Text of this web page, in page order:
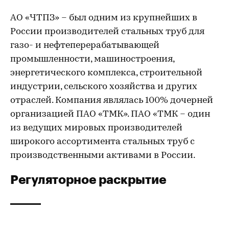
АО «ЧТПЗ» – был одним из крупнейших в
России производителей стальных труб для
газо- и нефтеперерабатывающей
промышленности, машиностроения,
энергетического комплекса, строительной
индустрии, сельского хозяйства и других
отраслей. Компания являлась 100% дочерней
организацией ПАО «ТМК». ПАО «ТМК – один
из ведущих мировых производителей
широкого ассортимента стальных труб с
производственными активами в России.
Регуляторное раскрытие